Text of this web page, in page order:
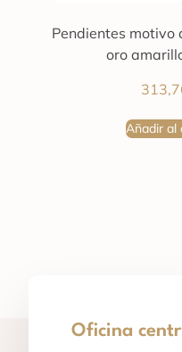
Pendientes motivo
oro
Añadir al
Oficina